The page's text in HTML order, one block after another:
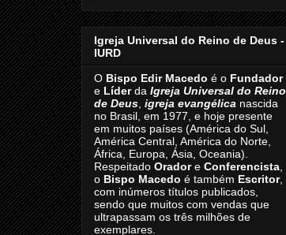
Igreja Universal do Reino de Deus -
IURD
O Bispo Edir Macedo é o Fundador
e Líderda Igreja Universal do Reino
de Deus, igreja evangélica nascida
no Brasil, em 1977, e hoje presente
em muitos países (América do Sul,
América Central, América do Norte,
África, Europa, Ásia, Oceania).
Respeitado Oradore Conferencista,
o Bispo Macedo é também Escritor,
com inúmeros títulos publicados,
sendo que muitos com vendas que
ultrapassam os três milhões de
exemplares.